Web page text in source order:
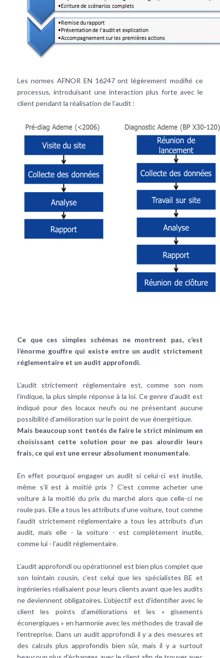
Les normes AFNOR EN 16247 ont légèrement modifié ce
processus, introduisant une interaction plus forte avec le
client pendant la réalisation de l’audit :
Ce que ces simples schémas ne montrent pas, c’est
l’énorme gouffre qui existe entre un audit strictement
réglementaire et un audit approfondi.
L’audit strictement réglementaire est, comme son nom
l’indique, la plus simple réponse à la loi. Ce genre d’audit est
indiqué pour des locaux neufs ou ne présentant aucune
possibilité d’amélioration sur le point de vue énergétique.
Mais beaucoup sont tentés de faire le strict minimum en
choisissant cette solution pour ne pas alourdir leurs
frais, ce qui est une erreur absolument monumentale.
En effet pourquoi engager un audit si celui-ci est inutile,
même s’il est à moitié prix ? C’est comme acheter une
voiture à la moitié du prix du marché alors que celle-ci ne
roule pas. Elle a tous les attributs d’une voiture, tout comme
l’audit strictement réglementaire a tous les attributs d’un
audit, mais elle - la voiture - est complètement inutile,
comme lui - l’audit réglementaire.
L’audit approfondi ou opérationnel est bien plus complet que
son lointain cousin, c’est celui que les spécialistes BE et
ingénieries réalisaient pour leurs clients avant que les audits
ne deviennent obligatoires. L’objectif est d’identifier avec le
client les points d’améliorations et les « gisements
éconergiques » en harmonie avec les méthodes de travail de
l’entreprise. Dans un audit approfondi il y a des mesures et
des calculs plus approfondis bien sûr, mais il y a surtout